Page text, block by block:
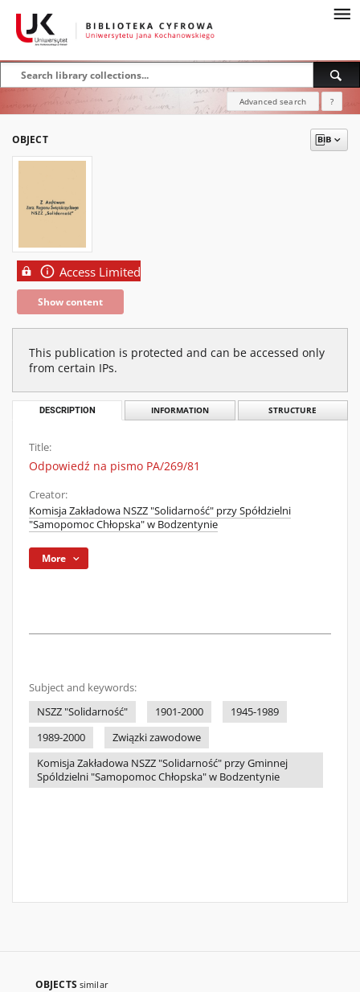
Advanced search ?
OBJECT
Access Limited
Show content
This publication is protected and can be accessed only
from certain IPs.
DESCRIPTION INFORMATION STRUCTURE
Title:
Odpowiedź na pismo PA/269/81
Creator:
Komisja Zakładowa NSZZ "Solidarność" przy Spółdzielni
"Samopomoc Chłopska" w Bodzentynie
More
Subject and keywords:
NSZZ "Solidarność"
1901-2000
1945-1989
1989-2000
Związki zawodowe
Komisja Zakładowa NSZZ "Solidarność" przy Gminnej
Spóldzielni "Samopomoc Chłopska" w Bodzentynie
OBJECTS similar